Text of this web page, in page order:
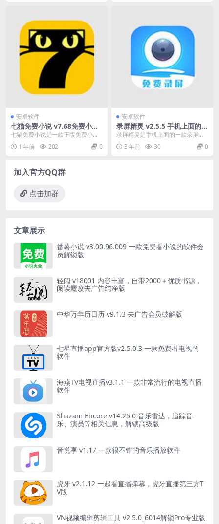
安卓软件
七猫免费小说 v7.68免费小说
阅读软件，无广告会员版
七猫免费小说是一款正版免费小说
阅读软件，聚合了海量优质小说，
让用户尽情体验免费阅...
1 年前 202 0
安卓软件
录屏精灵 v2.5.5 手机上面的一
款录屏工具解锁会员版
录屏精灵是手机上面的一款录屏工
具，可以实现多种清晰度录制，软
件使用方便，录制好的...
3 年前 30 0
加入官方QQ群
点击加群
文章展示
番薯小说 v3.00.96.009 一款免费看小说的软件会
员解锁版
轻阅 v18001 内容丰富，自带2000＋优质书源，
阅读魔改去广告纯净版
中华万年历日历 v9.1.3 去广告会员破解版
七星直播app官方版v2.5.0.3 一款免费看电视的
软件
海燕TV电视直播v3.1.1 一款非常流行的电视直播
软件
Shazam Encore v14.25.0 音乐雷达，追踪音
乐、演员等相关信息，解锁高级版
音悦享 v1.17 一款很不错的音乐播放软件
虎牙 v2.1.12 一起看直播弹幕，虎牙直播第三方T
V版
VN视频编辑剪辑工具 v2.5.0_6014解锁Pro专业版